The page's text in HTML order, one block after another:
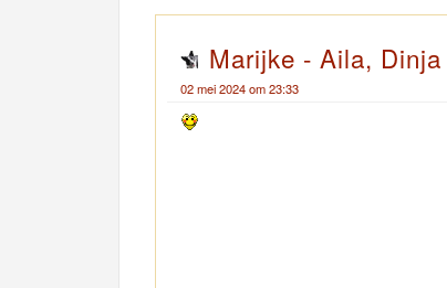
Marijke - Aila,
02 mei 2024 om 23:33